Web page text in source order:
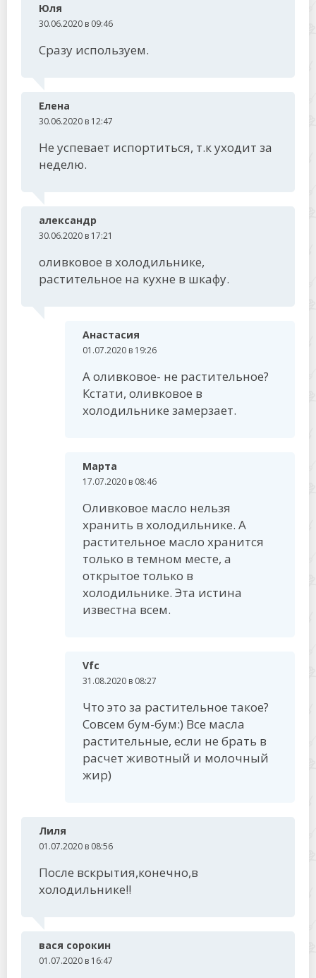
Юля
30.06.2020 в 09:46
Сразу используем.
Елена
30.06.2020 в 12:47
Не успевает испортиться, т.к уходит за
неделю.
александр
30.06.2020 в 17:21
оливковое в холодильнике,
растительное на кухне в шкафу.
Анастасия
01.07.2020 в 19:26
А оливковое- не растительное?
Кстати, оливковое в
холодильнике замерзает.
Марта
17.07.2020 в 08:46
Оливковое масло нельзя
хранить в холодильнике. А
растительное масло хранится
только в темном месте, а
открытое только в
холодильнике. Эта истина
известна всем.
Vfc
31.08.2020 в 08:27
Что это за растительное такое?
Совсем бум-бум:) Все масла
растительные, если не брать в
расчет животный и молочный
жир)
Лиля
01.07.2020 в 08:56
После вскрытия,конечно,в
холодильнике!!
вася сорокин
01.07.2020 в 16:47